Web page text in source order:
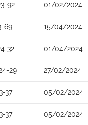
92 01/02/2024
69 15/04/2024
32 01/04/2024
29 27/02/2024
37 05/02/2024
37 05/02/2024